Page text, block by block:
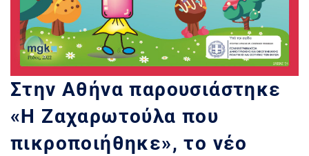
Στην Αθήνα παρουσιάστηκε
«Η Ζαχαρωτούλα που
πικροποιήθηκε», το νέο